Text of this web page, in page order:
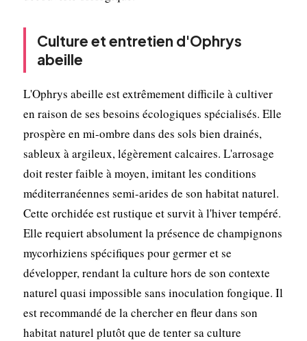
Culture et entretien d'Ophrys
abeille
L'Ophrys abeille est extrêmement difficile à cultiver
en raison de ses besoins écologiques spécialisés. Elle
prospère en mi-ombre dans des sols bien drainés,
sableux à argileux, légèrement calcaires. L'arrosage
doit rester faible à moyen, imitant les conditions
méditerranéennes semi-arides de son habitat naturel.
Cette orchidée est rustique et survit à l'hiver tempéré.
Elle requiert absolument la présence de champignons
mycorhiziens spécifiques pour germer et se
développer, rendant la culture hors de son contexte
naturel quasi impossible sans inoculation fongique. Il
est recommandé de la chercher en fleur dans son
habitat naturel plutôt que de tenter sa culture